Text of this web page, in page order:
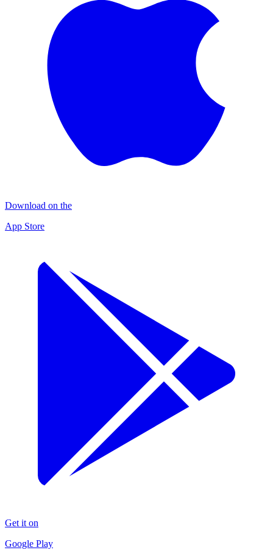
Download on the
App Store
Get it on
Google Play